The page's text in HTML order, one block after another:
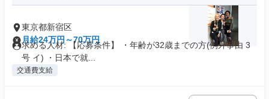
東京都新宿区
月給24万円～70万円
求める人材: 【応募条件】 ・年齢が32歳までの方(例外事由 3
号 イ) ・日本で就...
交通費支給